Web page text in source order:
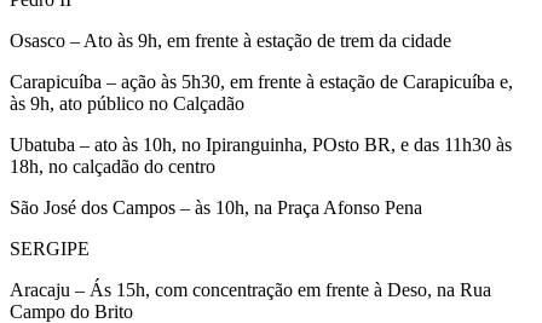
Osasco – Ato às 9h, em frente à estação de trem da cidade
Carapicuíba – ação às 5h30, em frente à estação de Carapicuíba e,
às 9h, ato público no Calçadão
Ubatuba – ato às 10h, no Ipiranguinha, POsto BR, e das 11h30 às
18h, no calçadão do centro
São José dos Campos – às 10h, na Praça Afonso Pena
SERGIPE
Aracaju – Ás 15h, com concentração em frente à Deso, na Rua
Campo do Brito